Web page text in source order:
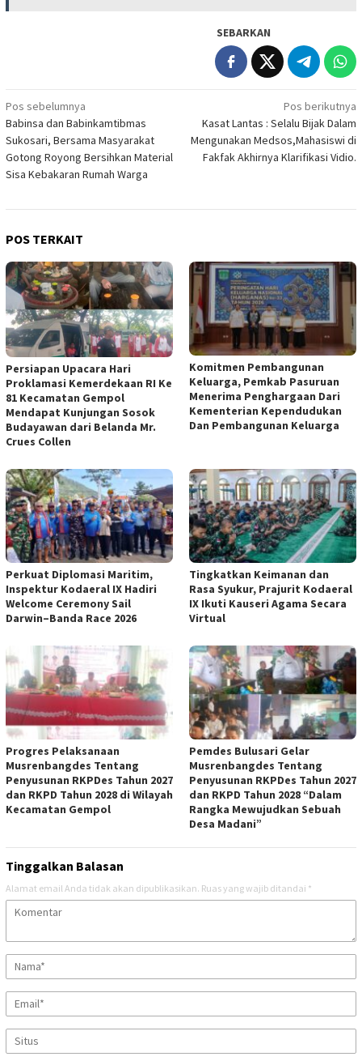
SEBARKAN
Navigasi
pos
Pos sebelumnya
Babinsa dan Babinkamtibmas
Sukosari, Bersama Masyarakat
Gotong Royong Bersihkan Material
Sisa Kebakaran Rumah Warga
Pos berikutnya
Kasat Lantas : Selalu Bijak Dalam
Mengunakan Medsos,Mahasiswi di
Fakfak Akhirnya Klarifikasi Vidio.
POS TERKAIT
Persiapan Upacara Hari
Proklamasi Kemerdekaan RI Ke
81 Kecamatan Gempol
Mendapat Kunjungan Sosok
Budayawan dari Belanda Mr.
Crues Collen
Komitmen Pembangunan
Keluarga, Pemkab Pasuruan
Menerima Penghargaan Dari
Kementerian Kependudukan
Dan Pembangunan Keluarga
Perkuat Diplomasi Maritim,
Inspektur Kodaeral IX Hadiri
Welcome Ceremony Sail
Darwin–Banda Race 2026
Tingkatkan Keimanan dan
Rasa Syukur, Prajurit Kodaeral
IX Ikuti Kauseri Agama Secara
Virtual
Progres Pelaksanaan
Musrenbangdes Tentang
Penyusunan RKPDes Tahun 2027
dan RKPD Tahun 2028 di Wilayah
Kecamatan Gempol
Pemdes Bulusari Gelar
Musrenbangdes Tentang
Penyusunan RKPDes Tahun 2027
dan RKPD Tahun 2028 “Dalam
Rangka Mewujudkan Sebuah
Desa Madani”
Tinggalkan Balasan
Alamat email Anda tidak akan dipublikasikan. Ruas yang wajib ditandai *